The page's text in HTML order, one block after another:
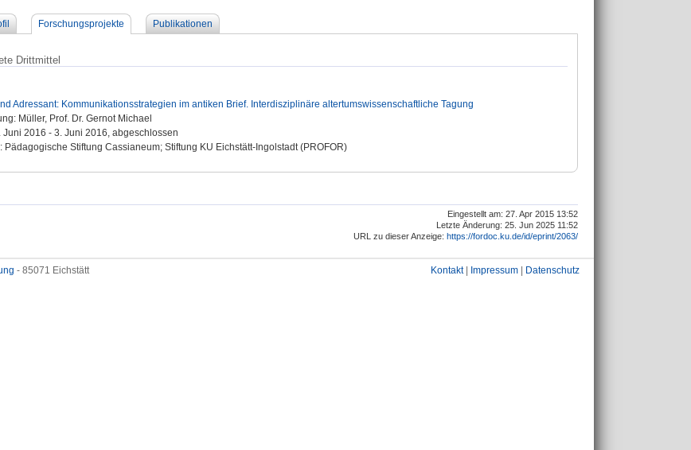
Forschungsprojekte Publikationen
Drittmittel
Adressant: Kommunikationsstrategien im antiken Brief. Interdisziplinäre altertumswissenschaftliche Tagung
Müller, Prof. Dr. Gernot Michael
Juni 2016 - 3. Juni 2016, abgeschlossen
Pädagogische Stiftung Cassianeum; Stiftung KU Eichstätt-Ingolstadt (PROFOR)
Eingestellt am: 27. Apr 2015 13:52
Letzte Änderung: 25. Jun 2025 11:52
URL zu dieser Anzeige: https://fordoc.ku.de/id/eprint/2063/
- 85071 Eichstätt Kontakt| Impressum Datenschutz